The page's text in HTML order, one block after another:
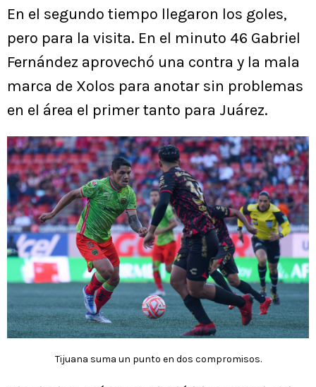
En el segundo tiempo llegaron los goles,
pero para la visita. En el minuto 46 Gabriel
Fernández aprovechó una contra y la mala
marca de Xolos para anotar sin problemas
en el área el primer tanto para Juárez.
Tijuana suma un punto en dos compromisos.